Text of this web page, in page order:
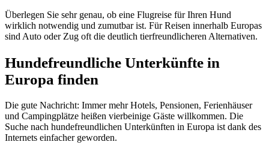
Überlegen Sie sehr genau, ob eine Flugreise für Ihren Hund
wirklich notwendig und zumutbar ist. Für Reisen innerhalb Europas
sind Auto oder Zug oft die deutlich tierfreundlicheren Alternativen.
Hundefreundliche Unterkünfte in
Europa finden
Die gute Nachricht: Immer mehr Hotels, Pensionen, Ferienhäuser
und Campingplätze heißen vierbeinige Gäste willkommen. Die
Suche nach hundefreundlichen Unterkünften in Europa ist dank des
Internets einfacher geworden.